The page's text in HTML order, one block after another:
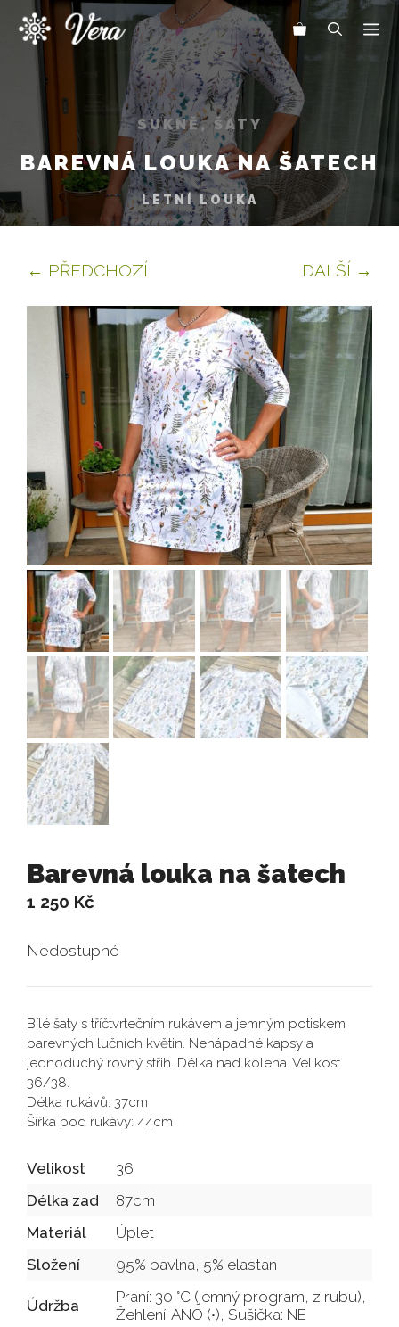
Přeskočit
obsah
SUKNĚ, ŠATY
BAREVNÁ LOUKA NA ŠATECH
LETNÍ LOUKA
← PŘEDCHOZÍ DALŠÍ →
Barevná louka na šatech
1 250 Kč
Nedostupné
Bílé šaty s tříčtvrtečním rukávem a jemným potiskem
barevných lučních květin. Nenápadné kapsy a
jednoduchý rovný střih. Délka nad kolena. Velikost
36/38.
Délka rukávů: 37cm
Šířka pod rukávy: 44cm
Velikost
36
Délka zad
87cm
Materiál
Úplet
Složení
95% bavlna, 5% elastan
Údržba
Praní: 30 °C (jemný program, z rubu),
Žehlení: ANO (•), Sušička: NE